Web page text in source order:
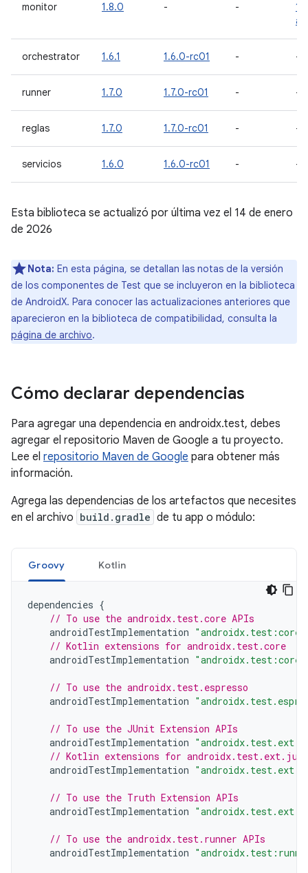
monitor 1.8.0 - -
orchestrator 1.6.1 1.6.0-rc01 - -
runner 1.7.0 1.7.0-rc01 - -
reglas 1.7.0 1.7.0-rc01 - -
servicios 1.6.0 1.6.0-rc01 - -
Esta biblioteca se actualizó por última vez el 14 de enero
de 2026
Nota: En esta página, se detallan las notas de la versión
de los componentes de Test que se incluyeron en la biblioteca
de AndroidX. Para conocer las actualizaciones anteriores que
aparecieron en la biblioteca de compatibilidad, consulta la
página de archivo.
Cómo declarar dependencias
Para agregar una dependencia en androidx.test, debes
agregar el repositorio Maven de Google a tu proyecto.
Lee el repositorio Maven de Google para obtener más
información.
Agrega las dependencias de los artefactos que necesites
en el archivo build.gradle de tu app o módulo:
Groovy Kotlin
dependencies {
// To use the androidx.test.core APIs
androidTestImplementation
// Kotlin extensions for androidx.test.core
androidTestImplementation
// To use the androidx.test.espresso
androidTestImplementation
// To use the JUnit Extension APIs
androidTestImplementation
// Kotlin extensions for
androidTestImplementation
// To use the Truth Extension APIs
androidTestImplementation
// To use the androidx.test.runner APIs
androidTestImplementation